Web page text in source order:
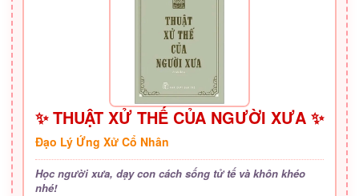
✨ THUẬT XỬ THẾ CỦA NGƯỜI XƯA ✨
Đạo Lý Ứng Xử Cổ Nhân
Học người xưa, dạy con cách sống tử tế và khôn khéo
nhé!